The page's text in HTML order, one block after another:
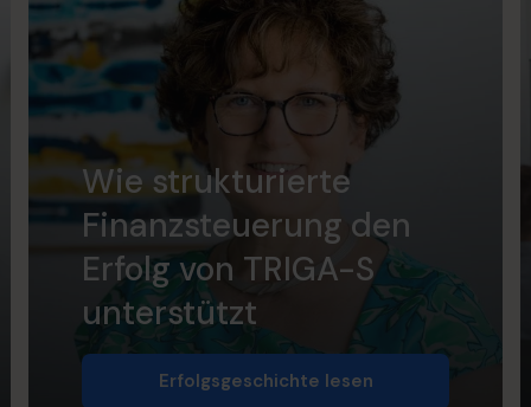
Wie strukturierte
Finanzsteuerung den
Erfolg von TRIGA-S
unterstützt
Erfolgsgeschichte lesen